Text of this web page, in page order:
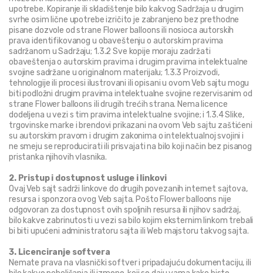
upotrebe. Kopiranje ili skladištenje bilo kakvog Sadržaja u drugim
svrhe osim lične upotrebe izričito je zabranjeno bez prethodne
pisane dozvole od strane Flower balloons ili nosioca autorskih
prava identifikovanog u obaveštenju o autorskim pravima
sadržanom u Sadržaju; 1.3.2 Sve kopije moraju zadržati
obaveštenja o autorskim pravima i drugim pravima intelektualne
svojine sadržane u originalnom materijalu; 1.3.3 Proizvodi,
tehnologije ili procesi ilustrovani ili opisani u ovom Veb sajtu mogu
biti podložni drugim pravima intelektualne svojine rezervisanim od
strane Flower balloons ili drugih trećih strana. Nema licence
dodeljena u vezi s tim pravima intelektualne svojine; i 1.3.4 Slike,
trgovinske marke i brendovi prikazani na ovom Veb sajtu zaštićeni
su autorskim pravom i drugim zakonima o intelektualnoj svojini i
ne smeju se reproducirati ili prisvajati na bilo koji način bez pisanog
pristanka njihovih vlasnika.
2. Pristup i dostupnost usluge i linkovi
Ovaj Veb sajt sadrži linkove do drugih povezanih internet sajtova,
resursa i sponzora ovog Veb sajta. Pošto Flower balloons nije
odgovoran za dostupnost ovih spoljnih resursa ili njihov sadržaj,
bilo kakve zabrinutosti u vezi sa bilo kojim eksternim linkom trebali
bi biti upućeni administratoru sajta ili Web majstoru takvog sajta.
3. Licenciranje softvera
Nemate prava na vlasnički softver i pripadajuću dokumentaciju, ili